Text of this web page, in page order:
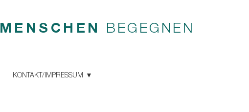
MENSCHEN BEGEGNEN
KONTAKT/IMPRESSUM